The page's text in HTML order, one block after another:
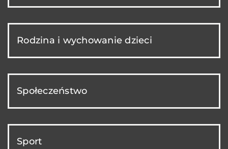
Rodzina i wychowanie dzieci
Społeczeństwo
Sport